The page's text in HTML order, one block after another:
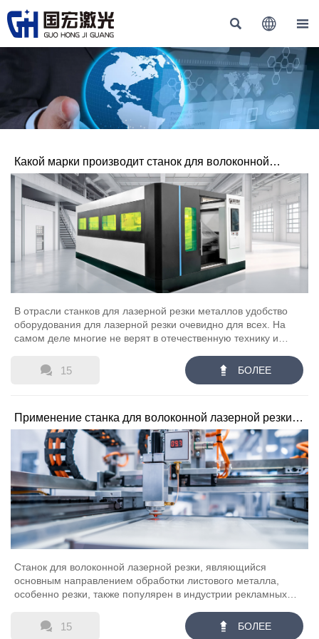
  
Какой марки производит станок для волоконной
лазерной резки?
В отрасли станков для лазерной резки металлов удобство
оборудования для лазерной резки очевидно для всех. На
самом деле многие не верят в отечественную технику и
оборудования, произведенного в Китае, оно все больше и
больше получает признание внутри страны и за рубежом.
лазерной резки, который хорош, отечественные товары при
самосовершенствовании, станок для лазерной резки занял
значительную долю рынка.
 15  БОЛЕЕ
Применение станка для волоконной лазерной резки в
индустрии рекламных вывесок
Станок для волоконной лазерной резки, являющийся
основным направлением обработки листового металла,
особенно резки, также популярен в индустрии рекламных
широко использоваться в индустрии рекламных вывесок?
 15  БОЛЕЕ